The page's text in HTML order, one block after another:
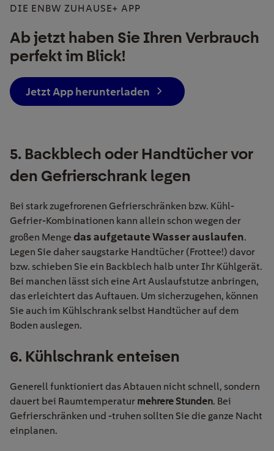
DIE ENBW ZUHAUSE+ APP
Ab jetzt haben Sie Ihren Verbrauch
perfekt im Blick!
Jetzt App herunterladen
5. Backblech oder Handtücher vor
den Gefrierschrank legen
Bei stark zugefrorenen Gefrierschränken bzw. Kühl-
Gefrier-Kombinationen kann allein schon wegen der
großen Menge das aufgetaute Wasser auslaufen.
Legen Sie daher saugstarke Handtücher (Frottee!) davor
bzw. schieben Sie ein Backblech halb unter Ihr Kühlgerät.
Bei manchen lässt sich eine Art Auslaufstutze anbringen,
das erleichtert das Auftauen. Um sicherzugehen, können
Sie auch im Kühlschrank selbst Handtücher auf dem
Boden auslegen.
6. Kühlschrank enteisen
Generell funktioniert das Abtauen nicht schnell, sondern
dauert bei Raumtemperatur mehrere Stunden. Bei
Gefrierschränken und -truhen sollten Sie die ganze Nacht
einplanen.